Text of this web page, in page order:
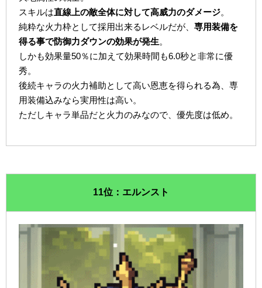
スキルは直線上の敵全体に対して高威力のダメージ。
純粋な火力枠として採用出来るレベルだが、専用装備を
得る事で防御力ダウンの効果が発生。
しかも効果量50％に加えて効果時間も6.0秒と非常に優
秀。
後続キャラの火力補助として高い恩恵を得られる為、専
用装備込みなら実用性は高い。
ただしキャラ単品だと火力のみなので、優先度は低め。
11位：エルンスト